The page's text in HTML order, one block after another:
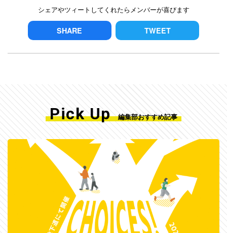
シェアやツィートしてくれたらメンバーが喜びます
SHARE TWEET
Pick Up 編集部おすすめ記事